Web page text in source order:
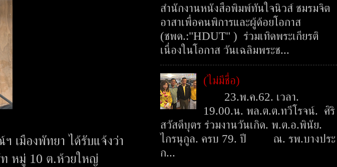
เมืองพัทยา ได้รับแจ้งว่า
ท หมู่ 10 ต.ห้วยใหญ่
สำนักงานหนังสือพิมพ์ทันใจนิวส์ ชมรมจิต
อาสาเพื่อคนพิการและผู้ด้อยโอกาส
(ชพด.:"HDUT" ) ร่วมเทิดพระเกียรติ
เนื่องในโอกาส วันเฉลิมพระช...
(ไม่มีชื่อ)
23.พ.ค.62. เวลา.
19.00.น. พล.ต.ต.ทวีโรจน์. ศิริ
สวัสดีบุตร ร่วมงานวันเกิด. พ.ต.อ.พินัย.
ไกรนุกูล. ครบ 79. ปี ณ. รพ.บางประ
ก...